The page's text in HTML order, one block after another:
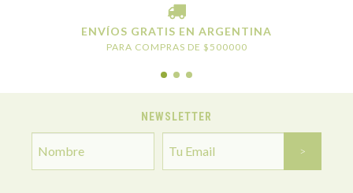
ENVÍOS GRATIS EN ARGENTINA
PARA COMPRAS DE $500000
NEWSLETTER